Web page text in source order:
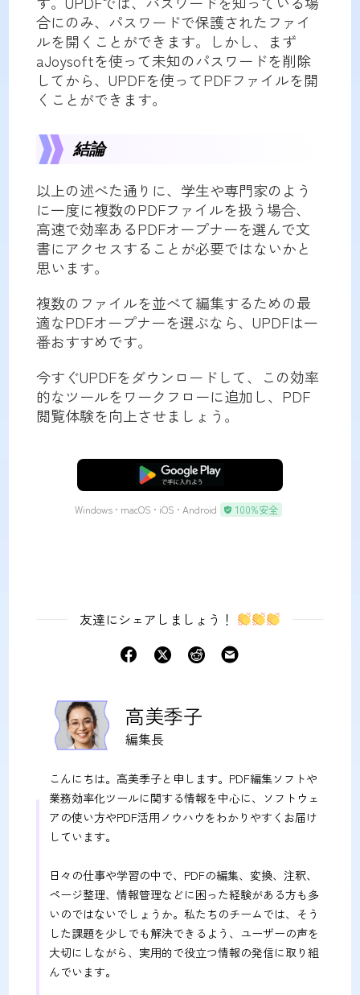
合にのみ、パスワードで保護されたファイ
ルを開くことができます。しかし、まず
aJoysoftを使って未知のパスワードを削除
してから、UPDFを使ってPDFファイルを開
くことができます。
結論
以上の述べた通りに、学生や専門家のよう
に一度に複数のPDFファイルを扱う場合、
高速で効率あるPDFオープナーを選んで文
書にアクセスすることが必要ではないかと
思います。
複数のファイルを並べて編集するための最
適なPDFオープナーを選ぶなら、UPDFは一
番おすすめです。
今すぐUPDFをダウンロードして、この効率
的なツールをワークフローに追加し、PDF
閲覧体験を向上させましょう。
無料ダウンロード
Windows • macOS • iOS • Android 100%安全
友達にシェアしましょう！
高美季子
編集長
こんにちは。高美季子と申します。PDF編集ソフトや
業務効率化ツールに関する情報を中心に、ソフトウェ
アの使い方やPDF活用ノウハウをわかりやすくお届け
しています。
日々の仕事や学習の中で、PDFの編集、変換、注釈、
ページ整理、情報管理などに困った経験がある方も多
いのではないでしょうか。私たちのチームでは、そう
した課題を少しでも解決できるよう、ユーザーの声を
大切にしながら、実用的で役立つ情報の発信に取り組
んでいます。